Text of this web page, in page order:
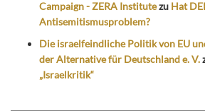
Campaign - ZERA Institutezu Hat
Antisemitismusproblem?
Die israelfeindliche Politik von EU
der Alternative für Deutschland e. V.
„Israelkritik“